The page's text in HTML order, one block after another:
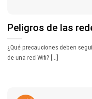
Peligros de las
¿Qué precauciones deben
de una red Wifi? [...]